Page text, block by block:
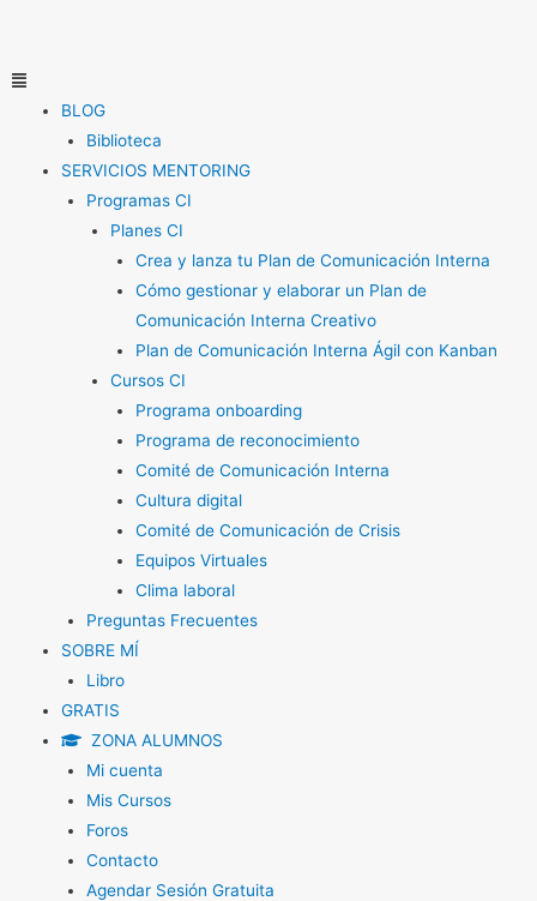
contenido
Menú
BLOG
Biblioteca
SERVICIOS MENTORING
Programas CI
Planes CI
Crea y lanza tu Plan de Comunicación Interna
Cómo gestionar y elaborar un Plan de
Comunicación Interna Creativo
Plan de Comunicación Interna Ágil con Kanban
Cursos CI
Programa onboarding
Programa de reconocimiento
Comité de Comunicación Interna
Cultura digital
Comité de Comunicación de Crisis
Equipos Virtuales
Clima laboral
Preguntas Frecuentes
SOBRE MÍ
Libro
GRATIS
ZONA ALUMNOS
Mi cuenta
Mis Cursos
Foros
Contacto
Agendar Sesión Gratuita